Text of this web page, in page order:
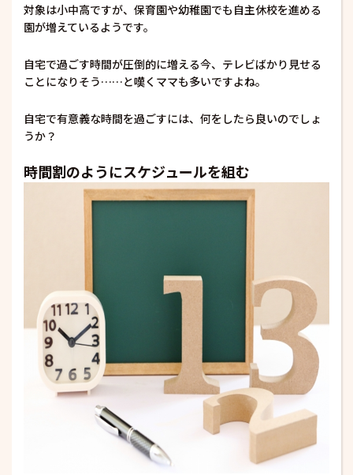
対象は小中高ですが、保育園や幼稚園でも自主休校を進める
園が増えているようです。
自宅で過ごす時間が圧倒的に増える今、テレビばかり見せる
ことになりそう……と嘆くママも多いですよね。
自宅で有意義な時間を過ごすには、何をしたら良いのでしょ
うか？
時間割のようにスケジュールを組む